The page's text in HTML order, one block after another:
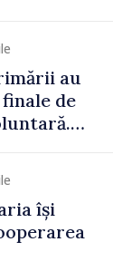
afaceri al
au
de
Buzu:
au
Le
locali
pe primul
își